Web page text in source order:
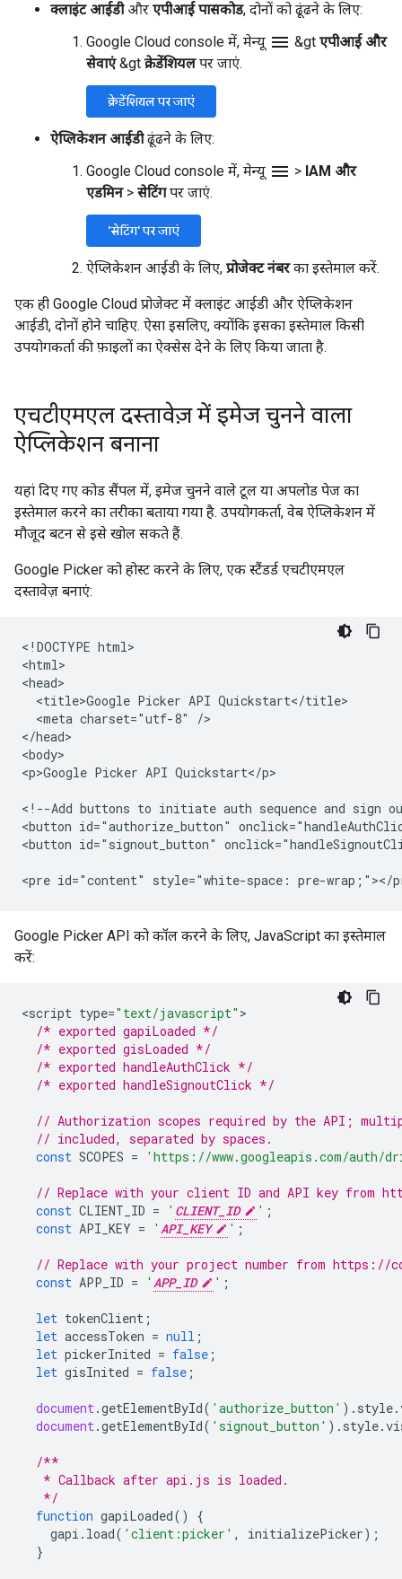
क्लाइंट आईडीऔर एपीआई पासकोड, दोनों को ढूंढने के लिए:
Google Cloud console में, मेन्यू menu &gt एपीआई और
सेवाएं &gt क्रेडेंशियलपर जाएं.
क्रेडेंशियल पर जाएं
ऐप्लिकेशन आईडीढूंढने के लिए:
Google Cloud console में, मेन्यू menu > IAM और
एडमिन > सेटिंगपर जाएं.
'सेटिंग' पर जाएं
ऐप्लिकेशन आईडी के लिए, प्रोजेक्ट नंबरका इस्तेमाल करें.
एक ही Google Cloud प्रोजेक्ट में क्लाइंट आईडी और ऐप्लिकेशन
आईडी, दोनों होने चाहिए. ऐसा इसलिए, क्योंकि इसका इस्तेमाल किसी
उपयोगकर्ता की फ़ाइलों का ऐक्सेस देने के लिए किया जाता है.
एचटीएमएल दस्तावेज़ में इमेज चुनने वाला
ऐप्लिकेशन बनाना
यहां दिए गए कोड सैंपल में, इमेज चुनने वाले टूल या अपलोड पेज का
इस्तेमाल करने का तरीका बताया गया है. उपयोगकर्ता, वेब ऐप्लिकेशन में
मौजूद बटन से इसे खोल सकते हैं.
Google Picker को होस्ट करने के लिए, एक स्टैंडर्ड एचटीएमएल
दस्तावेज़ बनाएं:
<!DOCTYPE html>
<html>
<head>
  <title>Google Picker API Quickstart</title>
  <meta charset="utf-8" />
</head>
<body>
<p>Google Picker API Quickstart</p>
<!--Add buttons to initiate auth sequence and sign
<button id="authorize_button"
<button id="signout_button"
Google Picker API को कॉल करने के लिए, JavaScript का इस्तेमाल
करें:
<script type="text/javascript"
/* exported gapiLoaded */
/* exported gisLoaded */
/* exported handleAuthClick */
/* exported handleSignoutClick */
// Authorization scopes required by the API;
// included, separated by spaces.
const SCOPES = 'https://www.googleapis.com/auth/
// Replace with your client ID and API key from
const CLIENT_ID = ' CLIENT_ID ' ;
const API_KEY = ' API_KEY ' ;
// Replace with your project number from https://
const APP_ID = ' APP_ID ' ;
let tokenClient ;
let accessToken = null ;
let pickerInited = false ;
let gisInited = false ;
document.getElementById( 'authorize_button' ). style.
document.getElementById( 'signout_button' ). style.
/**
   * Callback after api.js is loaded.
   */
function gapiLoaded()
{
gapi . load( 'client:picker' , initializePicker);
}